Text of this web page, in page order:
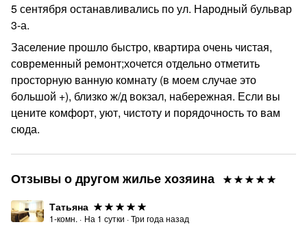
5 сентября останавливались по ул. Народный бульвар
3-а.
Заселение прошло быстро, квартира очень чистая,
современный ремонт;хочется отдельно отметить
просторную ванную комнату (в моем случае это
большой +), близко ж/д вокзал, набережная. Если вы
цените комфорт, уют, чистоту и порядочность то вам
сюда.
Отзывы о другом жилье хозяина
Татьяна
1-комн. · На 1 сутки ·Три года назад